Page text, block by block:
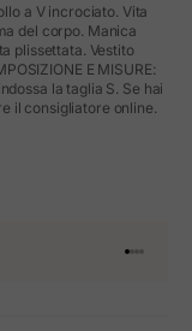
a V incrociato. Vita
del corpo. Manica
plissettata. Vestito
E MISURE:
la taglia S. Se hai
il consigliatore online.
Vai
Vai
Vai
Vai